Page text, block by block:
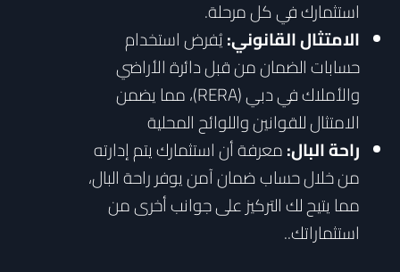
استثمارك في كل مرحلة.
الامتثال القانوني:يُفرض استخدام
حسابات الضمان من قبل دائرة الأراضي
والأملاك في دبي (RERA)، مما يضمن
الامتثال للقوانين واللوائح المحلية
راحة البال:معرفة أن استثمارك يتم إدارته
من خلال حساب ضمان آمن يوفر راحة البال،
مما يتيح لك التركيز على جوانب أخرى من
استثماراتك..